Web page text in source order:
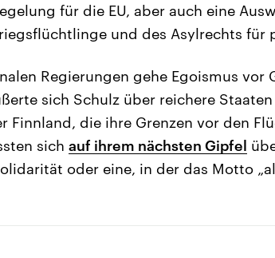
für die EU, aber auch eine
und des Asylrechts für
Regierungen gehe Egoismus vor
sich Schulz über reichere
Finnland, die ihre Grenzen vor den
sich auf ihrem nächsten Gipfel
oder eine, in der das Motto